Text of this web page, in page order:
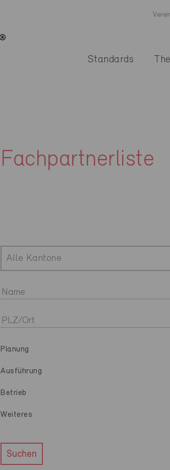
Standards
Fachpartnerliste
Alle Kantone
Planung
Ausführung
Betrieb
Weiteres
Suchen